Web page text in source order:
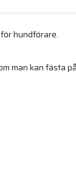
hundförare.
man kan fästa